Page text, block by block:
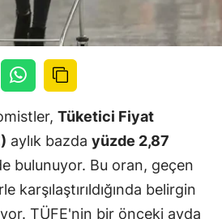
Tüketici Fiyat
aylık bazda yüzde 2,87
bulunuyor. Bu oran, geçen
karşılaştırıldığında belirgin
TÜFE'nin bir önceki ayda